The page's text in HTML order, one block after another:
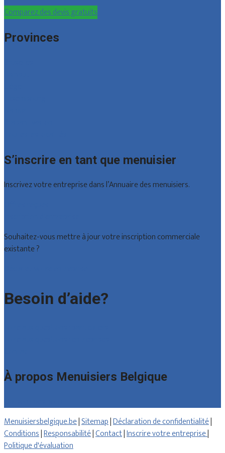
Comparez des devis gratuits
Provinces
S’inscrire en tant que menuisier
Inscrivez votre entreprise dans l’Annuaire des menuisiers.
Souhaitez-vous mettre à jour votre inscription commerciale
existante ?
Besoin d’aide?
À propos Menuisiers Belgique
Menuisiersbelgique.be|Sitemap|Déclaration de confidentialité|
Conditions|Responsabilité|Contact|Inscrire votre entreprise|
Politique d'évaluation